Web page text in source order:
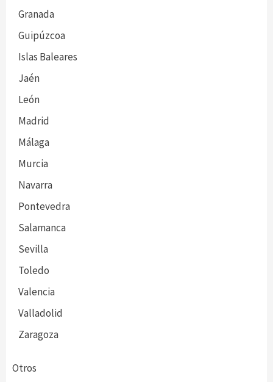
Granada
Guipúzcoa
Islas Baleares
Jaén
León
Madrid
Málaga
Murcia
Navarra
Pontevedra
Salamanca
Sevilla
Toledo
Valencia
Valladolid
Zaragoza
Otros